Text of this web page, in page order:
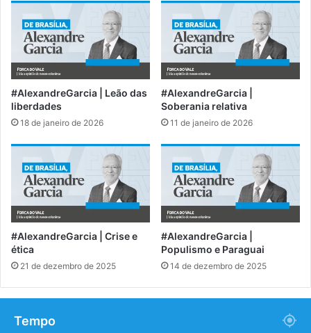
#AlexandreGarcia | Leão das
liberdades
18 de janeiro de 2026
#AlexandreGarcia |
Soberania relativa
11 de janeiro de 2026
#AlexandreGarcia | Crise e
ética
21 de dezembro de 2025
#AlexandreGarcia |
Populismo e Paraguai
14 de dezembro de 2025
Tempo